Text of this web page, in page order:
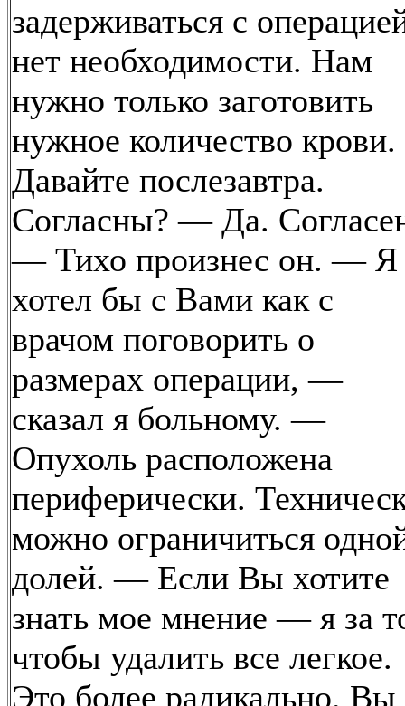
задерживаться с
нет необходимости. Нам
нужно только заготовить
нужное количество крови.
Давайте послезавтра.
Согласны? — Да.
— Тихо произнес он. — Я
хотел бы с Вами как с
врачом поговорить о
размерах операции, —
сказал я больному. —
Опухоль расположена
периферически.
можно ограничиться
долей. — Если Вы хотите
знать мое мнение — я за
чтобы удалить все легкое.
Это более радикально. Вы